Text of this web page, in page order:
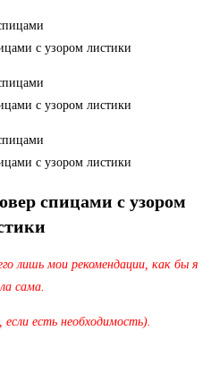
с узором листики
с узором листики
с узором листики
спицами с узором
лишь мои рекомендации, как бы я
сама.
есть необходимость).